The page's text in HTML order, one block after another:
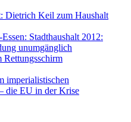
Dietrich Keil zum Haushalt
Stadthaushalt 2012:
unumgänglich
Rettungsschirm
imperialistischen
die EU in der Krise